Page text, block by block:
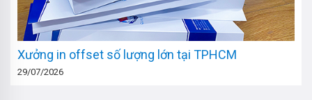
Xưởng in offset số lượng lớn tại TPHCM
29/07/2026